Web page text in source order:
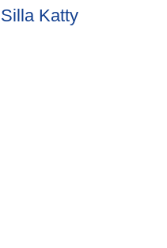
Silla Katty